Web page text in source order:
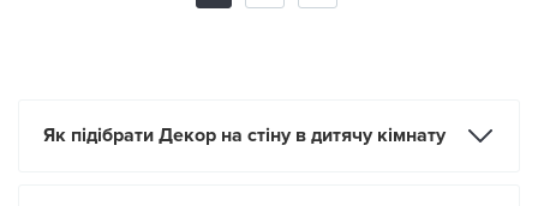
Як підібрати Декор на стіну в дитячу кімнату